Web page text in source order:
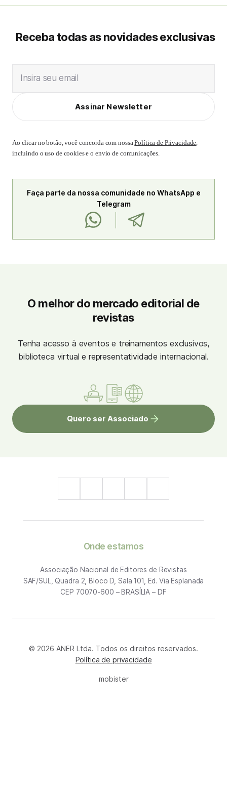
Receba todas as novidades exclusivas
Insira seu email
Assinar Newsletter
Ao clicar no botão, você concorda com nossaPolítica de Privacidade,
incluindo o uso de cookies e o envio de comunicações.
Faça parte da nossa comunidade no WhatsApp e
Telegram
O melhor do mercado editorial de
revistas
Tenha acesso à eventos e treinamentos exclusivos,
biblioteca virtual e representatividade internacional.
Quero ser Associado
Onde estamos
Associação Nacional de Editores de Revistas
SAF/SUL, Quadra 2, Bloco D, Sala 101, Ed. Via Esplanada
CEP 70070-600 – BRASÍLIA – DF
© 2026 ANER Ltda. Todos os direitos reservados.
Política de privacidade
mobister